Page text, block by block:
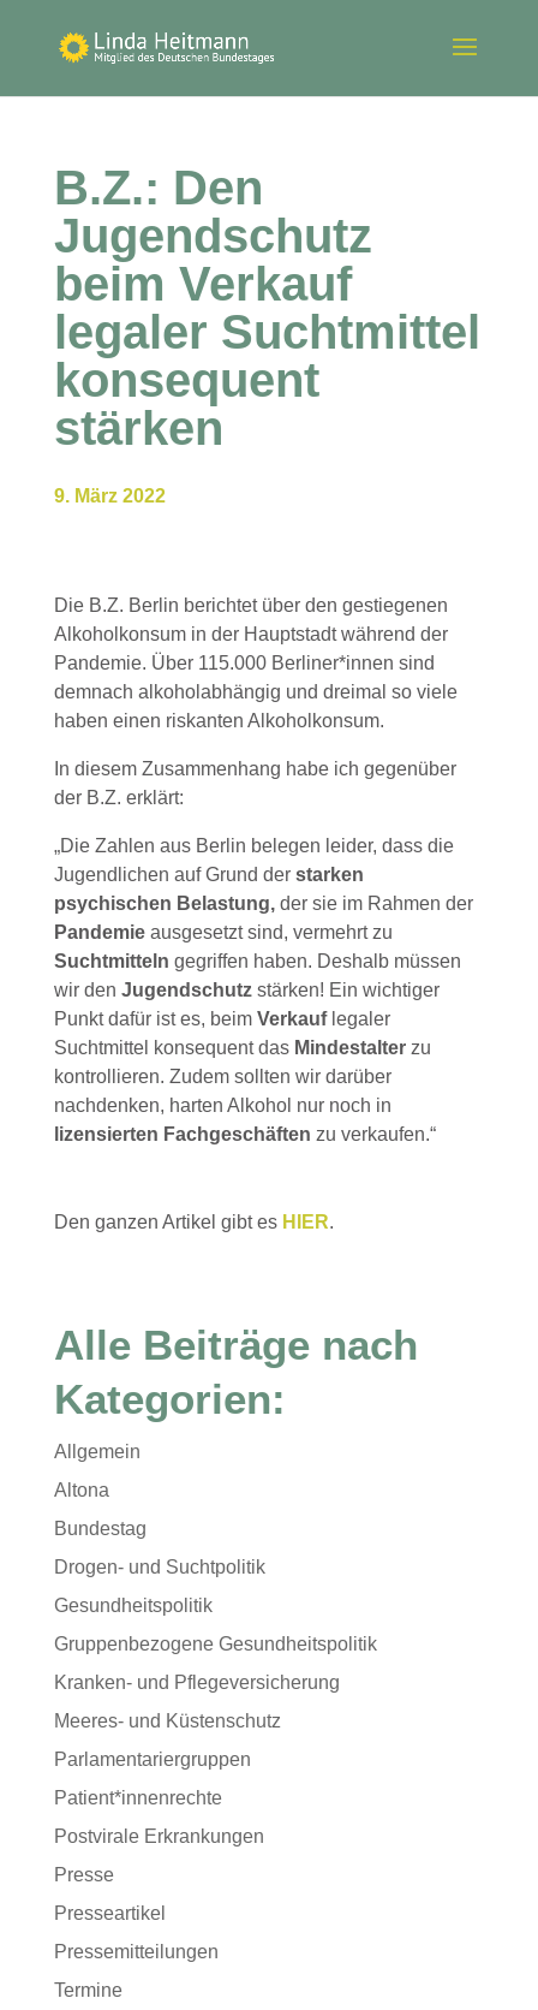
B.Z.: Den
Jugendschutz
beim Verkauf
legaler Suchtmittel
konsequent
stärken
9. März 2022
Die B.Z. Berlin berichtet über den gestiegenen
Alkoholkonsum in der Hauptstadt während der
Pandemie. Über 115.000 Berliner*innen sind
demnach alkoholabhängig und dreimal so viele
haben einen riskanten Alkoholkonsum.
In diesem Zusammenhang habe ich gegenüber
der B.Z. erklärt:
„Die Zahlen aus Berlin belegen leider, dass die
Jugendlichen auf Grund der starken
psychischen Belastung,der sie im Rahmen der
Pandemie ausgesetzt sind, vermehrt zu
Suchtmitteln gegriffen haben. Deshalb müssen
wir den Jugendschutz stärken! Ein wichtiger
Punkt dafür ist es, beim Verkauf legaler
Suchtmittel konsequent das Mindestalter zu
kontrollieren. Zudem sollten wir darüber
nachdenken, harten Alkohol nur noch in
lizensierten Fachgeschäften zu verkaufen.“
Den ganzen Artikel gibt es HIER.
Alle Beiträge nach
Kategorien:
Allgemein
Altona
Bundestag
Drogen- und Suchtpolitik
Gesundheitspolitik
Gruppenbezogene Gesundheitspolitik
Kranken- und Pflegeversicherung
Meeres- und Küstenschutz
Parlamentariergruppen
Patient*innenrechte
Postvirale Erkrankungen
Presse
Presseartikel
Pressemitteilungen
Termine